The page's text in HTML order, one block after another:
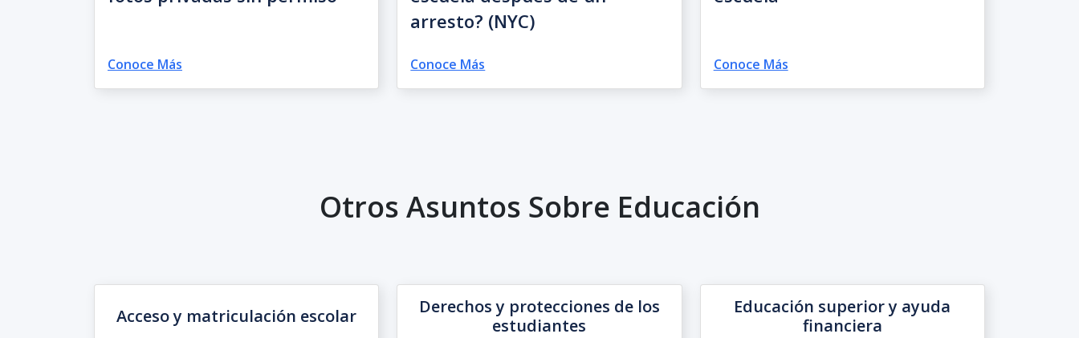
Conoce Más
arresto? (NYC)
Conoce Más Conoce Más
Otros Asuntos Sobre Educación
Acceso y matriculación escolar
Derechos y protecciones de los
estudiantes
Educación superior y ayuda
financiera